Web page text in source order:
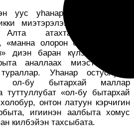
уус уһанар сирэ балаҕан
миэтэрэлээх сири быһан
Алта атахтаах эргийэр
«манна олорон баран, туохха
диэн баран күлэн кэбиһэр.
аналлаах миэстэлэригэр
Уһанар остуолугар
ол-бу бытархай маллар
туттуллубат «ол-бу бытархай
онтон латуун кэрчигин
игиинэн аалбыта хомус
килбэйэн тахсыбата.